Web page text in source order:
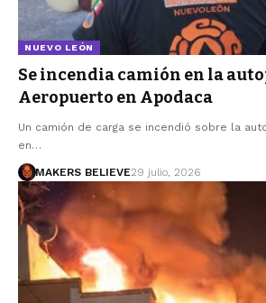
NUEVO LEÓN
Se incendia camión en la
Aeropuerto en Apodaca
Un camión de carga se incendió sobre la
en…
MAKERS BELIEVE29 julio, 2026